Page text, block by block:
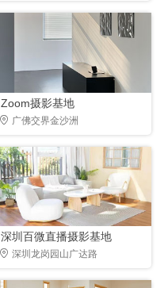
Zoom摄影基地
广佛交界金沙洲
深圳百微直播摄影基地
深圳龙岗园山广达路